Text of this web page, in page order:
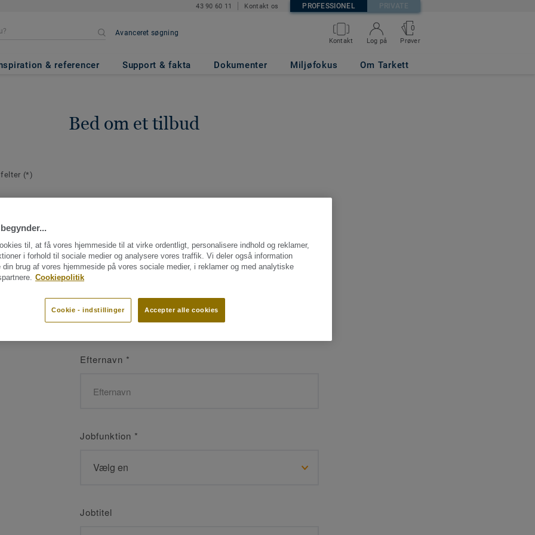
43 90 60 11 Kontakt os PROFESSIONEL PRIVATE
Avanceret søgning
Kontakt Log på
0
Prøver
& referencer Support & fakta Dokumenter Miljøfokus Om Tarkett
Bed om et tilbud
(*)
for
Navn
Efternavn *
Jobfunktion *
Jobtitel
til, at få vores hjemmeside til at virke ordentligt, personalisere indhold og reklamer,
i forhold til sociale medier og analysere vores traffik. Vi deler også information
din brug af vores hjemmeside på vores sociale medier, i reklamer og med analytiske
Cookiepolitik
Accepter alle cookies
Cookie - indstillinger